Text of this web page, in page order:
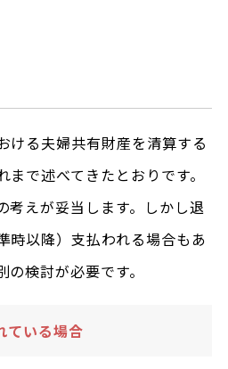
ける夫婦共有財産を清算する
で述べてきたとおりです。
考えが妥当します。しかし退
時以降）支払われる場合もあ
検討が必要です。
ている場合